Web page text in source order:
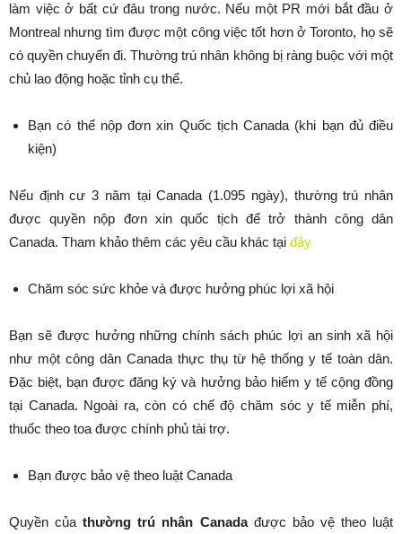
làm việc ở bất cứ đâu trong nước. Nếu một PR mới bắt đầu ở
Montreal nhưng tìm được một công việc tốt hơn ở Toronto, họ sẽ
có quyền chuyển đi. Thường trú nhân không bị ràng buộc với một
chủ lao động hoặc tỉnh cụ thể.
Bạn có thể nộp đơn xin Quốc tịch Canada (khi bạn đủ điều
kiện)
Nếu định cư 3 năm tại Canada (1.095 ngày), thường trú nhân
được quyền nộp đơn xin quốc tịch để trở thành công dân
Canada. Tham khảo thêm các yêu cầu khác tại đây
Chăm sóc sức khỏe và được hưởng phúc lợi xã hội
Bạn sẽ được hưởng những chính sách phúc lợi an sinh xã hội
như một công dân Canada thực thụ từ hệ thống y tế toàn dân.
Đặc biệt, bạn được đăng ký và hưởng bảo hiểm y tế cộng đồng
tại Canada. Ngoài ra, còn có chế độ chăm sóc y tế miễn phí,
thuốc theo toa được chính phủ tài trợ.
Bạn được bảo vệ theo luật Canada
Quyền củathường trú nhân Canadađược bảo vệ theo luật